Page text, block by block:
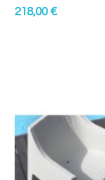
218,00 €